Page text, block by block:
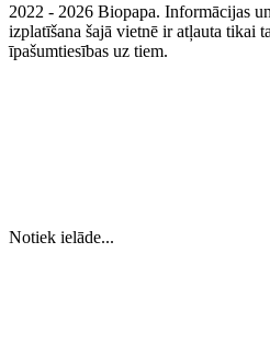
2022 - 2026 Biopapa. Informācijas
izplatīšana šajā vietnē ir atļauta tikai
īpašumtiesības uz tiem.
Notiek ielāde...